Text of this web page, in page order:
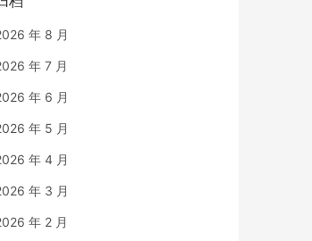
年 8 月
年 7 月
年 6 月
年 5 月
年 4 月
年 3 月
年 2 月